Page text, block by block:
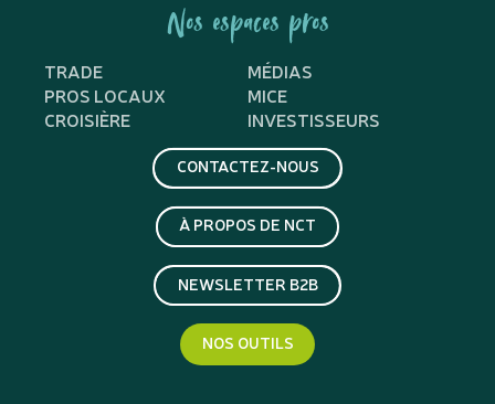
Nos espaces pros
TRADE
MÉDIAS
PROS LOCAUX
MICE
CROISIÈRE
INVESTISSEURS
CONTACTEZ-NOUS
À PROPOS DE NCT
NEWSLETTER B2B
NOS OUTILS